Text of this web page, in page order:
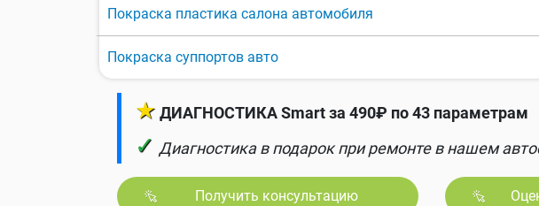
Покраска пластика салона автомобиля
Покраска суппортов авто
★ ДИАГНОСТИКА Smart за 490₽ по 43 параметрам
✓ Диагностика в подарок при ремонте в нашем
Получить консультацию